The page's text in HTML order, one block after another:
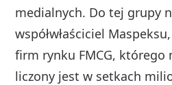
medialnych. Do tej grupy
współwłaściciel
firm rynku FMCG, którego
liczony jest w setkach